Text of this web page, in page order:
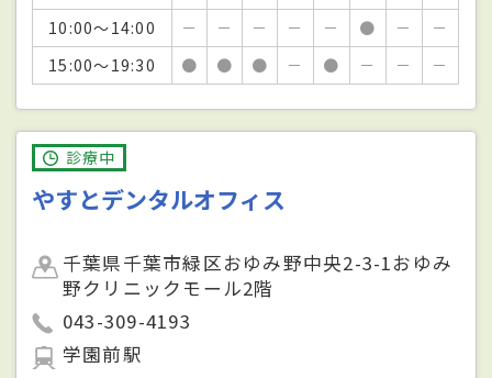
10:00～14:00
－ － － － － ● －
－
15:00～19:30
● ● ● － ● － － －
診療中
やすとデンタルオフィス
千葉県千葉市緑区おゆみ野中央2-3-1おゆみ
野クリニックモール2階
043-309-4193
学園前駅